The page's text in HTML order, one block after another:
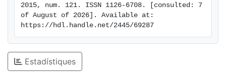
2015, num. 121. ISSN 1126-6708. [consulted: 7
of August of 2026]. Available at:
https://hdl.handle.net/2445/69287
Estadístiques